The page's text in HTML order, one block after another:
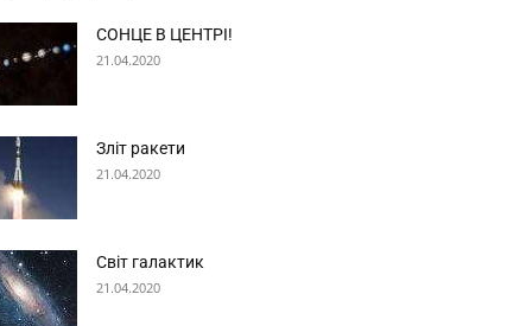
СОНЦЕ В ЦЕНТРІ!
21.04.2020
Зліт ракети
21.04.2020
Світ галактик
21.04.2020